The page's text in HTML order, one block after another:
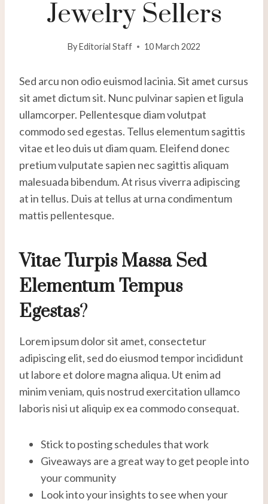
Jewelry Sellers
ByEditorial Staff 10 March 2022
Sed arcu non odio euismod lacinia. Sit amet cursus
sit amet dictum sit. Nunc pulvinar sapien et ligula
ullamcorper. Pellentesque diam volutpat
commodo sed egestas. Tellus elementum sagittis
vitae et leo duis ut diam quam. Eleifend donec
pretium vulputate sapien nec sagittis aliquam
malesuada bibendum. At risus viverra adipiscing
at in tellus. Duis at tellus at urna condimentum
mattis pellentesque.
Vitae Turpis Massa Sed
Elementum Tempus
Egestas?
Lorem ipsum dolor sit amet, consectetur
adipiscing elit, sed do eiusmod tempor incididunt
ut labore et dolore magna aliqua. Ut enim ad
minim veniam, quis nostrud exercitation ullamco
laboris nisi ut aliquip ex ea commodo consequat.
Stick to posting schedules that work
Giveaways are a great way to get people into
your community
Look into your insights to see when your